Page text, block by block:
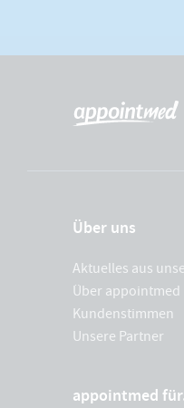
Über uns
Aktuelles aus
Über appointmed
Kundenstimmen
Unsere Partner
appointmed